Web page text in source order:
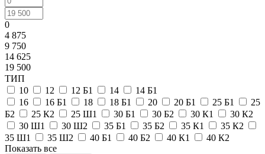
0
4 875
9 750
14 625
19 500
ТИП
10
12 12 Б1 14
14 Б1
16
16 Б1 18 18 Б1 20 20 Б1 25 Б1
25
Б2
25 К2 25 Ш1 30 Б1 30 Б2 30 К1
30 К2
30 Ш1
30 Ш2 35 Б1 35 Б2 35 К1
35 К2
35 Ш1
35 Ш2 40 Б1 40 Б2 40 К1
40 К2
Показать все